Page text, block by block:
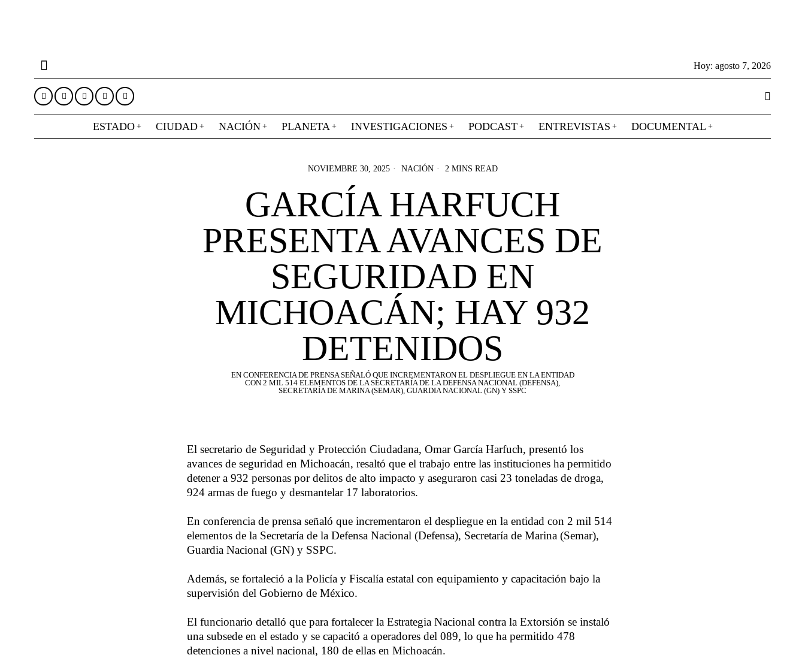
Hoy: agosto 7, 2026
ESTADO CIUDAD NACIÓN PLANETA INVESTIGACIONES PODCAST ENTREVISTAS DOCUMENTAL
NOVIEMBRE 30, 2025 NACIÓN 2 MINS READ
GARCÍA HARFUCH
PRESENTA AVANCES DE
SEGURIDAD EN
MICHOACÁN; HAY 932
DETENIDOS
EN CONFERENCIA DE PRENSA SEÑALÓ QUE INCREMENTARON EL DESPLIEGUE EN LA ENTIDAD
CON 2 MIL 514 ELEMENTOS DE LA SECRETARÍA DE LA DEFENSA NACIONAL (DEFENSA),
SECRETARÍA DE MARINA (SEMAR), GUARDIA NACIONAL (GN) Y SSPC
El secretario de Seguridad y Protección Ciudadana, Omar García Harfuch, presentó los
avances de seguridad en Michoacán, resaltó que el trabajo entre las instituciones ha permitido
detener a 932 personas por delitos de alto impacto y aseguraron casi 23 toneladas de droga,
924 armas de fuego y desmantelar 17 laboratorios.
En conferencia de prensa señaló que incrementaron el despliegue en la entidad con 2 mil 514
elementos de la Secretaría de la Defensa Nacional (Defensa), Secretaría de Marina (Semar),
Guardia Nacional (GN) y SSPC.
Además, se fortaleció a la Policía y Fiscalía estatal con equipamiento y capacitación bajo la
supervisión del Gobierno de México.
El funcionario detalló que para fortalecer la Estrategia Nacional contra la Extorsión se instaló
una subsede en el estado y se capacitó a operadores del 089, lo que ha permitido 478
detenciones a nivel nacional, 180 de ellas en Michoacán.